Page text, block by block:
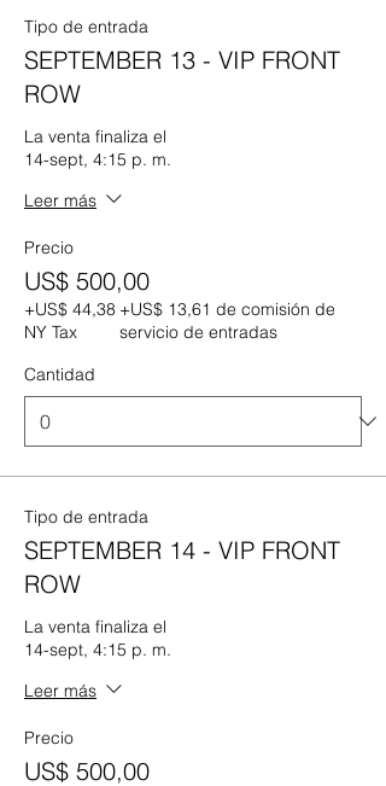
Tipo de entrada
SEPTEMBER 13 - VIP FRONT
ROW
La venta finaliza el
14-sept, 4:15 p. m.
Leer más
Precio
US$ 500,00
+US$ 44,38
NY Tax
+US$ 13,61 de comisión de
servicio de entradas
Cantidad
Tipo de entrada
SEPTEMBER 14 - VIP FRONT
ROW
La venta finaliza el
14-sept, 4:15 p. m.
Leer más
Precio
US$ 500,00